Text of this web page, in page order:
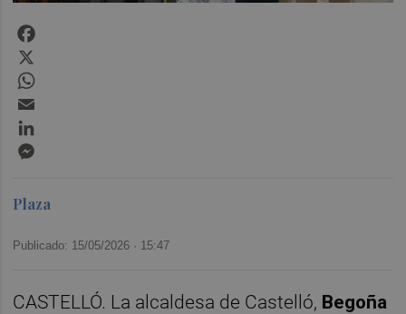
Plaza
Publicado: 15/05/2026 · 15:47
CASTELLÓ. La alcaldesa de Castelló, Begoña